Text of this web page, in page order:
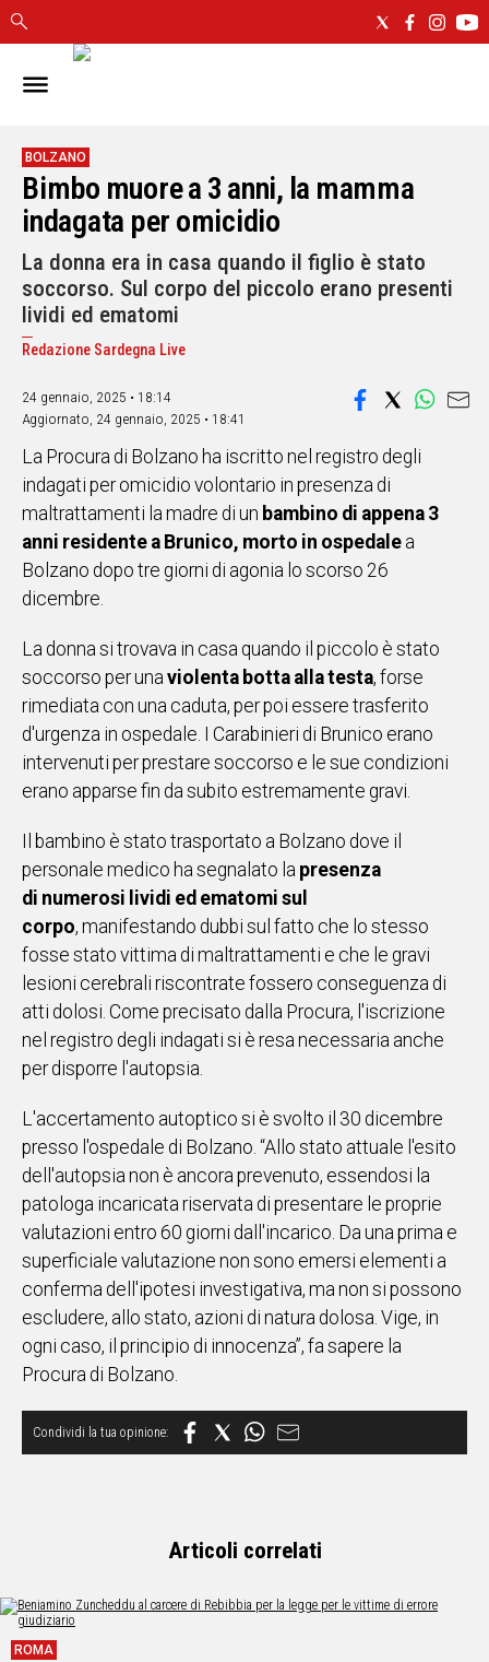
IN
CAGLIARI
SASSARI
NUORO
ORISTANO
SULCIS
GALLURA
OGLIASTRA
MEDIO
ALTRE
NOTIZIE
POLITICA
IN
ITALIA
NEL
MONDO
EVENTI
STORIE
VIDEO
Vai
UNISCITI
WHATSAPP
Social
BOLZANO
Bimbo muore a 3 anni, la mamma
indagata per omicidio
La donna era in casa quando il figlio è stato
soccorso. Sul corpo del piccolo erano presenti
lividi ed ematomi
Redazione Sardegna Live
24 gennaio, 2025 • 18:14
Aggiornato, 24 gennaio, 2025 • 18:41
La Procura di Bolzano ha iscritto nel registro degli
indagati per omicidio volontario in presenza di
maltrattamenti la madre di un bambino di appena 3
anni residente a Brunico, morto in ospedale a
Bolzano dopo tre giorni di agonia lo scorso 26
dicembre.
La donna si trovava in casa quando il piccolo è stato
soccorso per una violenta botta alla testa, forse
rimediata con una caduta, per poi essere trasferito
d'urgenza in ospedale.
I Carabinieri di Brunico erano
intervenuti per prestare soccorso e le sue condizioni
erano apparse fin da subito estremamente gravi.
Il bambino è stato trasportato a Bolzano dove il
personale medico ha segnalato la presenza
di numerosi lividi ed ematomi sul
corpo, manifestando dubbi sul fatto che lo stesso
fosse stato vittima di maltrattamenti e che le gravi
lesioni cerebrali riscontrate fossero conseguenza di
atti dolosi. Come precisato dalla Procura, l'iscrizione
nel registro degli indagati si è resa necessaria anche
per disporre l'autopsia.
L'accertamento autoptico si è svolto il 30 dicembre
presso l'ospedale di Bolzano. “Allo stato attuale l'esito
dell'autopsia non è ancora prevenuto, essendosi la
patologa incaricata riservata di presentare le proprie
valutazioni entro 60 giorni dall'incarico. Da una prima e
superficiale valutazione non sono emersi elementi a
conferma dell'ipotesi investigativa, ma non si possono
escludere, allo stato, azioni di natura dolosa. Vige, in
ogni caso, il principio di innocenza”, fa sapere la
Procura di Bolzano.
Articoli correlati
ROMA